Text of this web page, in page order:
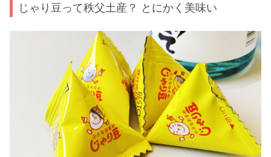
じゃり豆って秩父土産？ とにかく美味い